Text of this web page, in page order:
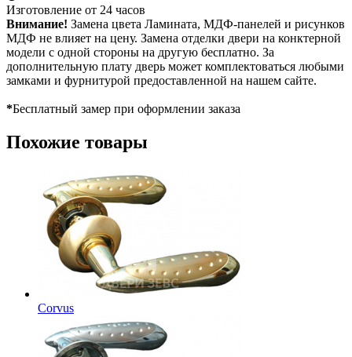
Изготовление от 24 часов
Внимание! Замена цвета Ламината, МДФ-панелей и рисунков
МДФ не влияет на цену. Замена отделки двери на конктерной
модели с одной стороны на другую бесплатно. За
дополнительную плату дверь может комплектоваться любыми
замками и фурнитурой предоставленной на нашем сайте.
*Бесплатный замер при оформлении заказа
Похожие товары
Corvus